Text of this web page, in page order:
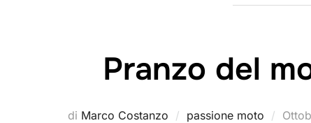
Pranzo del
di Marco Costanzo passione moto